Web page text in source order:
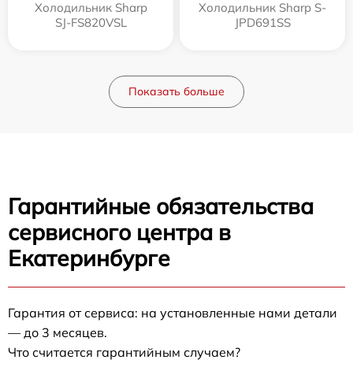
Холодильник Sharp
SJ-FS820VSL
Холодильник Sharp S-
JPD691SS
Показать больше
Гарантийные обязательства
сервисного центра в
Екатеринбурге
Гарантия от сервиса: на установленные нами детали
— до 3 месяцев.
Что считается гарантийным случаем?